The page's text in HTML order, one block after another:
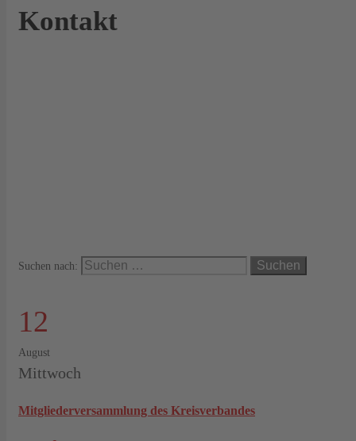
Kontakt
Suchen nach:
12
August
Mittwoch
Mitgliederversammlung des Kreisverbandes